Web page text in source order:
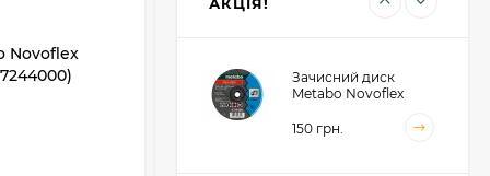
Novoflex
230x3,0х22 SP, сталь (617241000)
АКЦІЯ!
Зачисний диск
Metabo Novoflex
(616468000)
150 грн.